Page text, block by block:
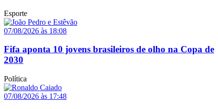
Esporte
07/08/2026 às 18:08
Fifa aponta 10 jovens brasileiros de olho na Copa de
2030
Política
07/08/2026 às 17:48